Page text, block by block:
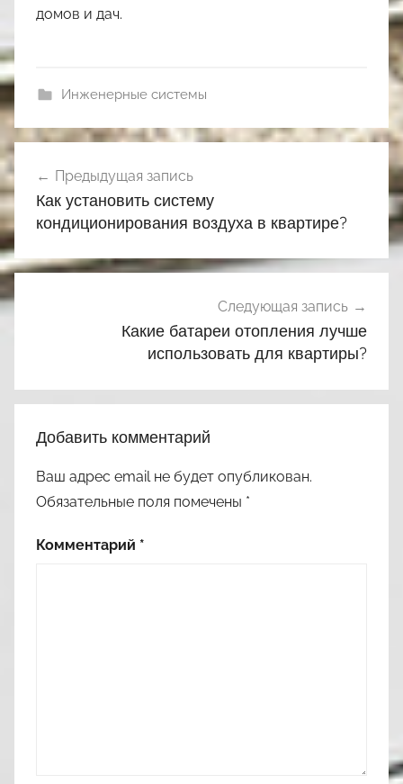
домов и дач.
Инженерные системы
Навигация
по
записям
Предыдущая запись
Как установить систему
кондиционирования воздуха в квартире?
Следующая запись
Какие батареи отопления лучше
использовать для квартиры?
Добавить комментарий
Ваш адрес email не будет опубликован.
Обязательные поля помечены *
Комментарий *